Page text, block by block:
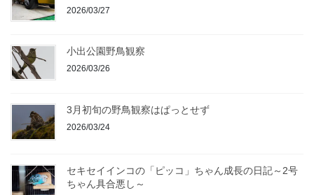
2026/03/27
小出公園野鳥観察
2026/03/26
3月初旬の野鳥観察はぱっとせず
2026/03/24
セキセイインコの「ピッコ」ちゃん成長の日記～2号
ちゃん具合悪し～